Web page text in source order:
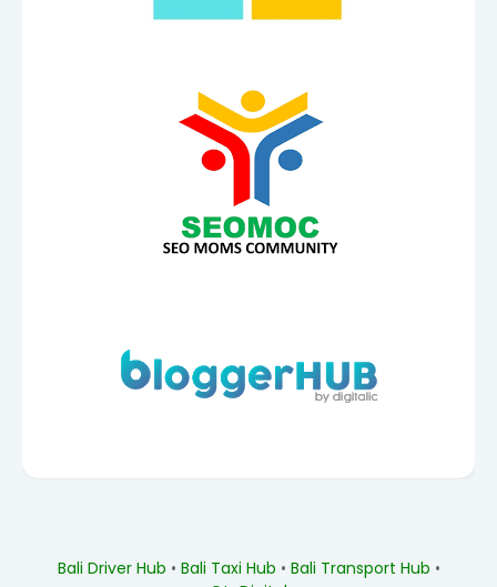
Bali Driver Hub • Bali Taxi Hub • Bali Transport Hub •